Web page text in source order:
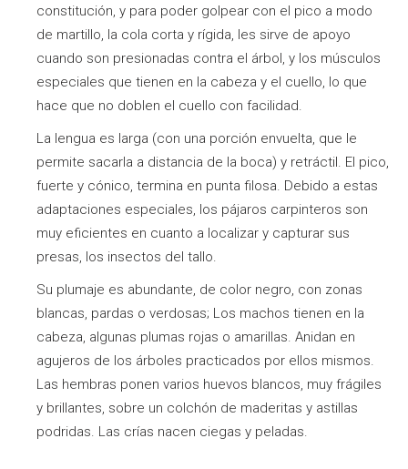
constitución, y para poder golpear con el pico a modo
de martillo, la cola corta y rígida, les sirve de apoyo
cuando son presionadas contra el árbol, y los músculos
especiales que tienen en la cabeza y el cuello, lo que
hace que no doblen el cuello con facilidad.
La lengua es larga (con una porción envuelta, que le
permite sacarla a distancia de la boca) y retráctil. El pico,
fuerte y cónico, termina en punta filosa. Debido a estas
adaptaciones especiales, los pájaros carpinteros son
muy eficientes en cuanto a localizar y capturar sus
presas, los insectos del tallo.
Su plumaje es abundante, de color negro, con zonas
blancas, pardas o verdosas; Los machos tienen en la
cabeza, algunas plumas rojas o amarillas. Anidan en
agujeros de los árboles practicados por ellos mismos.
Las hembras ponen varios huevos blancos, muy frágiles
y brillantes, sobre un colchón de maderitas y astillas
podridas. Las crías nacen ciegas y peladas.